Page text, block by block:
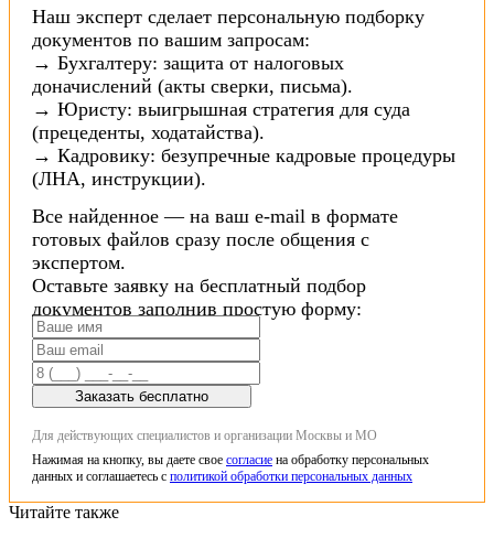
Наш эксперт сделает персональную подборку
документов по вашим запросам:
→ Бухгалтеру: защита от налоговых
доначислений (акты сверки, письма).
→ Юристу: выигрышная стратегия для суда
(прецеденты, ходатайства).
→ Кадровику: безупречные кадровые процедуры
(ЛНА, инструкции).
Все найденное — на ваш e-mail в формате
готовых файлов сразу после общения с
экспертом.
Оставьте заявку на бесплатный подбор
документов заполнив простую форму:
Заказать бесплатно
Для действующих специалистов и организации Москвы и МО
Нажимая на кнопку, вы даете свое согласие на обработку персональных
данных и соглашаетесь с политикой обработки персональных данных
Читайте также